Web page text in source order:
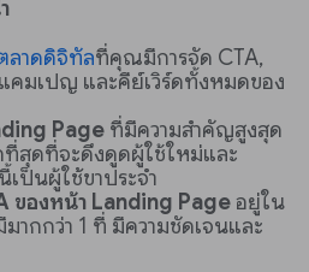
ลาดดิจิทัลที่คุณมีการจัด CTA,
คมเปญ และคีย์เวิร์ดทั้งหมดของ
Page ที่มีความสำคัญสูงสุด
สุดที่จะดึงดูดผู้ใช้ใหม่และ
เป็นผู้ใช้ขาประจำ
ของหน้า Landing Page อยู่ใน
ากกว่า 1 ที่ มีความชัดเจนและ